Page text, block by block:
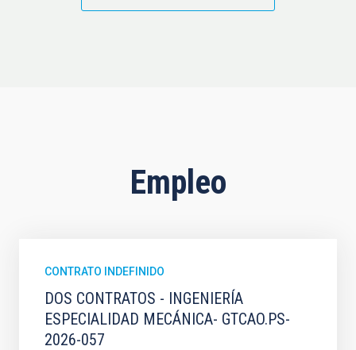
Empleo
CONTRATO INDEFINIDO
DOS CONTRATOS - INGENIERÍA
ESPECIALIDAD MECÁNICA- GTCAO.PS-
2026-057